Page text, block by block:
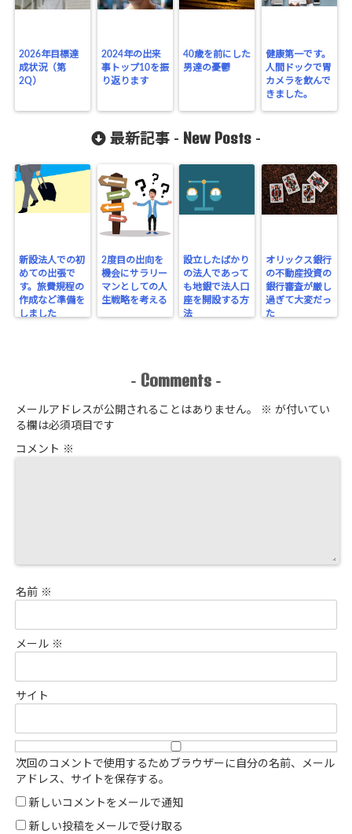
2026年目標達
成状況（第
2Q）
2024年の出来
事トップ10を振
り返ります
40歳を前にした
男達の憂鬱
健康第一です。
人間ドックで胃
カメラを飲んで
きました。
最新記事 - New Posts -
新設法人での初
めての出張で
す。旅費規程の
作成など準備を
しました
2度目の出向を
機会にサラリー
マンとしての人
生戦略を考える
設立したばかり
の法人であって
も地銀で法人口
座を開設する方
法
オリックス銀行
の不動産投資の
銀行審査が厳し
過ぎて大変だっ
た
- Comments -
メールアドレスが公開されることはありません。 ※ が付いてい
る欄は必須項目です
コメント ※
名前 ※
メール ※
サイト
次回のコメントで使用するためブラウザーに自分の名前、メール
アドレス、サイトを保存する。
新しいコメントをメールで通知
新しい投稿をメールで受け取る